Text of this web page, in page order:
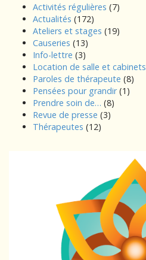
Activités régulières (7)
Actualités (172)
Ateliers et stages (19)
Causeries (13)
Info-lettre (3)
Location de salle et cabinets
Paroles de thérapeute (8)
Pensées pour grandir(1)
Prendre soin de… (8)
Revue de presse (3)
Thérapeutes (12)